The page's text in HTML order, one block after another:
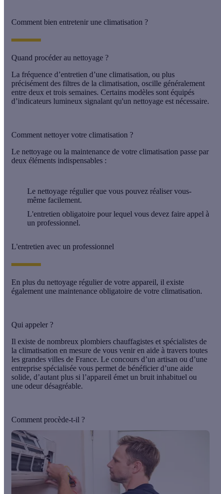
Comment bien entretenir une climatisation ?
Quand procéder au nettoyage ?
La fréquence d’entretien d’une climatisation, ou plus
précisément des filtres de la climatisation, oscille généralement
entre deux et trois semaines. Certains modèles sont équipés
d’indicateurs lumineux signalant qu'un nettoyage est nécessaire.
Comment nettoyer votre climatisation ?
Le nettoyage ou la maintenance de votre climatisation passe par
deux éléments indispensables :
Le nettoyage régulier que vous pouvez réaliser vous-
même facilement.
L'entretien obligatoire pour lequel vous devez faire appel à
un professionnel.
L'entretien avec un professionnel
En plus du nettoyage régulier de votre appareil, il existe
également une maintenance obligatoire de votre climatisation.
Qui appeler ?
Il existe de nombreux plombiers chauffagistes et spécialistes de
la climatisation en mesure de vous venir en aide à travers toutes
les grandes villes de France. Le concours d’un artisan ou d’une
entreprise spécialisée vous permet de bénéficier d’une aide
solide, d’autant plus si l’appareil émet un bruit inhabituel ou
une odeur désagréable.
Comment procède-t-il ?